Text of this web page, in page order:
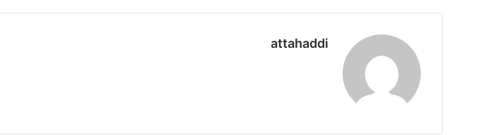
attahaddi